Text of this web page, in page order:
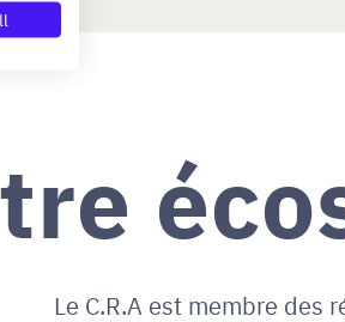
Le C.R.A est membre des